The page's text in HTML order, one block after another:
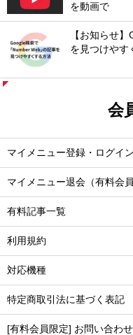
を動画で
【お知らせ
を見つけやす
会
マイメニュー登録・ログイン
マイメニュー退会（有料会員
有料記事一覧
利用規約
対応機種
特定商取引法に基づく表記
[有料会員限定] お問い合わ